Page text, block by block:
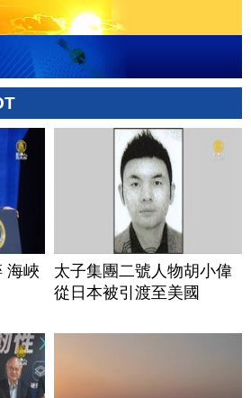
海峽
太子集團二號人物胡小偉
從日本被引渡至美國